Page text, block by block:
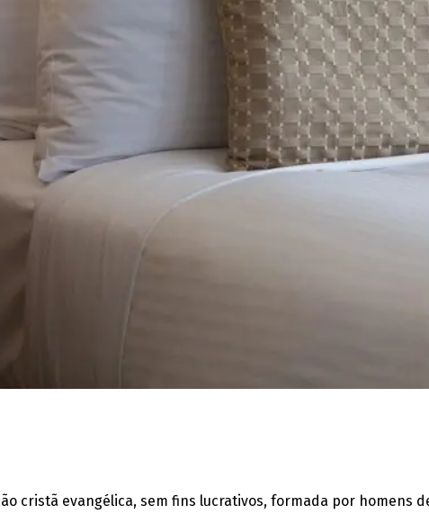
cristã evangélica, sem fins lucrativos, formada por homens